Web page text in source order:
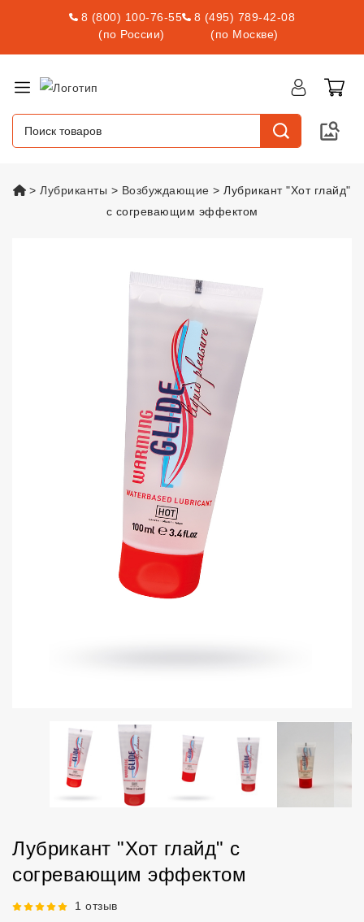
8 (800) 100-76-55
(по России)
8 (495) 789-42-08
(по Москве)
vsexshop.ru
Лубриканты Возбуждающие
Лубрикант "Хот глайд"
с согревающим эффектом
Лубрикант "Хот глайд" с
согревающим эффектом
Рейтинг 5 из 5.1 отзыв